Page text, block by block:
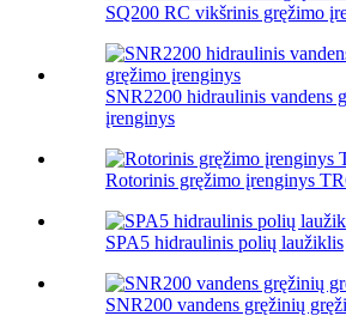
SQ200 RC vikšrinis gręžimo
SNR2200 hidraulinis vandens
įrenginys
Rotorinis gręžimo įrenginys
SPA5 hidraulinis polių laužiklis
SNR200 vandens gręžinių